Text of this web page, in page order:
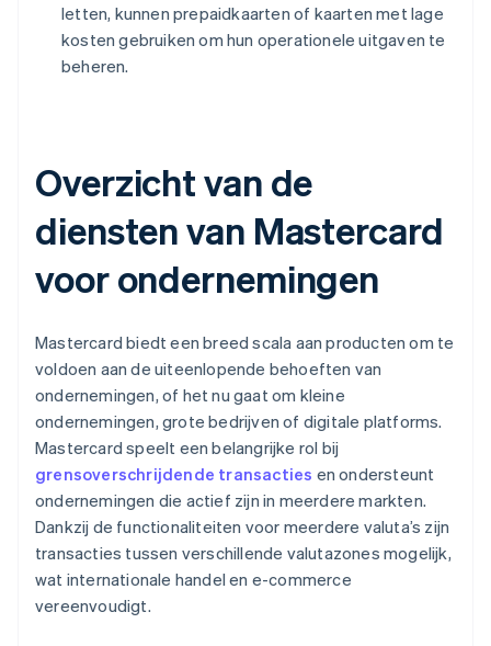
letten, kunnen prepaidkaarten of kaarten met lage
kosten gebruiken om hun operationele uitgaven te
beheren.
Overzicht van de
diensten van Mastercard
voor ondernemingen
Mastercard biedt een breed scala aan producten om te
voldoen aan de uiteenlopende behoeften van
ondernemingen, of het nu gaat om kleine
ondernemingen, grote bedrijven of digitale platforms.
Mastercard speelt een belangrijke rol bij
grensoverschrijdende transacties en ondersteunt
ondernemingen die actief zijn in meerdere markten.
Dankzij de functionaliteiten voor meerdere valuta’s zijn
transacties tussen verschillende valutazones mogelijk,
wat internationale handel en e-commerce
vereenvoudigt.